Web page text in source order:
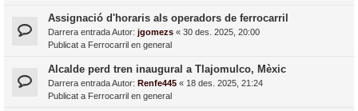
Assignació d'horaris als operadors de ferrocarril
Darrera entrada Autor: jgomezs « 30 des. 2025, 20:00
Publicat a Ferrocarril en general
Alcalde perd tren inaugural a Tlajomulco, Mèxic
Darrera entrada Autor: Renfe445 « 18 des. 2025, 21:24
Publicat a Ferrocarril en general